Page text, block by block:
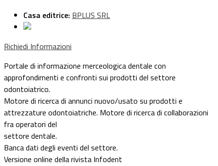
Casa editrice: BPLUS SRL
Richiedi Informazioni
Portale di informazione merceologica dentale con
approfondimenti e confronti sui prodotti del settore
odontoiatrico.
Motore di ricerca di annunci nuovo/usato su prodotti e
attrezzature odontoiatriche. Motore di ricerca di collaborazioni
fra operatori del
settore dentale.
Banca dati degli eventi del settore.
Versione online della rivista Infodent